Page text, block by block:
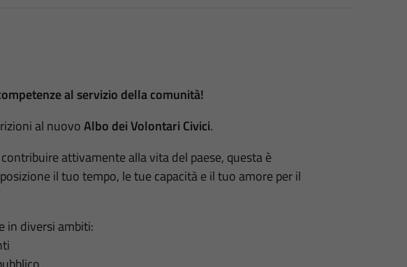
al servizio della comunità!
al nuovoAlbo dei Volontari Civici.
attivamente alla vita del paese, questa è
il tuo tempo, le tue capacità e il tuo amore per il
in diversi ambiti: